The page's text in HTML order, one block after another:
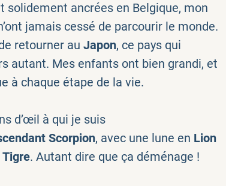
solidement ancrées en Belgique, mon
jamais cessé de parcourir le monde.
retourner au Japon, ce pays qui
autant. Mes enfants ont bien grandi, et
à chaque étape de la vie.
d’œil à qui je suis
Scorpion, avec une lune en Lion
Tigre. Autant dire que ça déménage !